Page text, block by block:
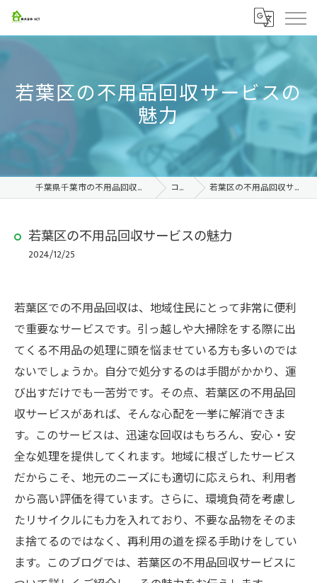
若葉区の不用品回収サービスの
魅力
千葉県千葉市の不用品回収なら株式会社ACT コラム 若葉区の不用品回収サービスの魅力
若葉区の不用品回収サービスの魅力
2024/12/25
若葉区での不用品回収は、地域住民にとって非常に便利
で重要なサービスです。引っ越しや大掃除をする際に出
てくる不用品の処理に頭を悩ませている方も多いのでは
ないでしょうか。自分で処分するのは手間がかかり、運
び出すだけでも一苦労です。その点、若葉区の不用品回
収サービスがあれば、そんな心配を一挙に解消できま
す。このサービスは、迅速な回収はもちろん、安心・安
全な処理を提供してくれます。地域に根ざしたサービス
だからこそ、地元のニーズにも適切に応えられ、利用者
から高い評価を得ています。さらに、環境負荷を考慮し
たリサイクルにも力を入れており、不要な品物をそのま
ま捨てるのではなく、再利用の道を探る手助けをしてい
ます。このブログでは、若葉区の不用品回収サービスに